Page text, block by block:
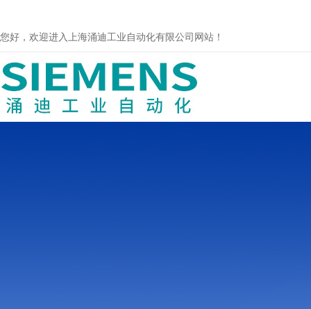
您好，欢迎进入上海涌迪工业自动化有限公司网站！